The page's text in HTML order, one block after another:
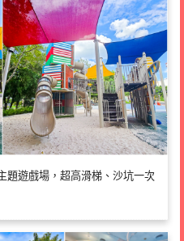
題遊戲場，超高滑梯、沙坑一次